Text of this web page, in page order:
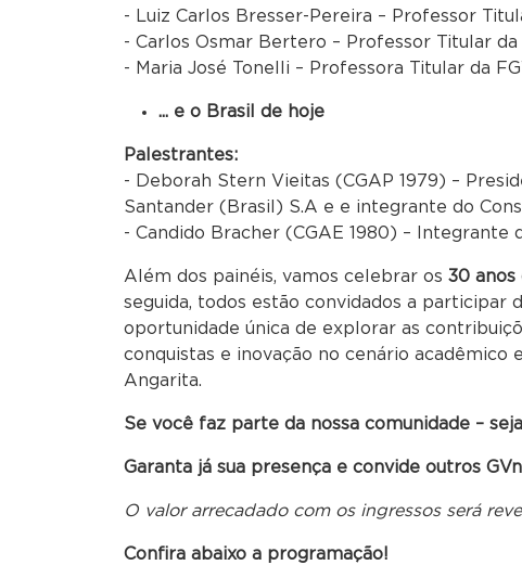
- Luiz Carlos Bresser-Pereira – Professor
- Carlos Osmar Bertero – Professor Titular da
- Maria José Tonelli – Professora Titular da
... e o Brasil de hoje
Palestrantes:
- Deborah Stern Vieitas (CGAP 1979) –
Santander (Brasil) S.A e e integrante do
- Candido Bracher (CGAE 1980) –
Além dos painéis, vamos celebrar os 30 anos
seguida, todos estão convidados a participar
oportunidade única de explorar as
conquistas e inovação no cenário acadêmico
Angarita.
Se você faz parte da nossa comunidade –
Garanta já sua presença e convide outros
O valor arrecadado com os ingressos será
Confira abaixo a programação!